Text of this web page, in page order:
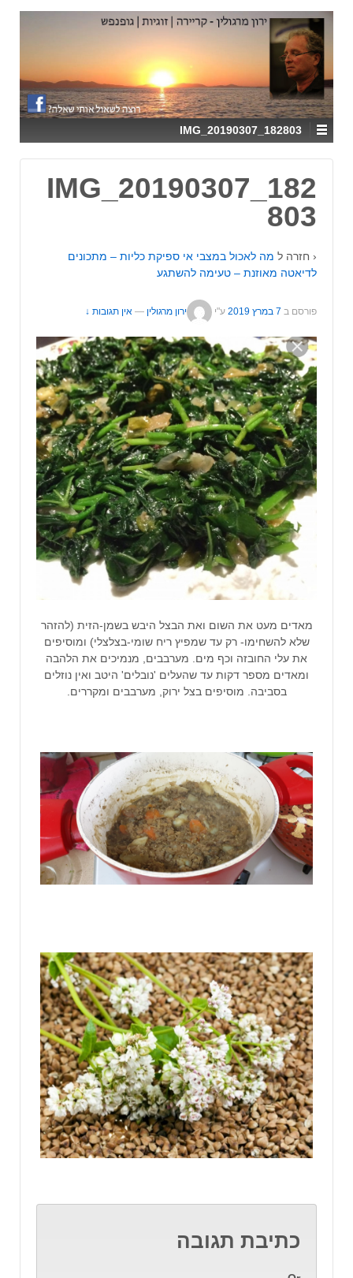
↓
SKIP
TO
MAIN
CONTENT
IMG_20190307_182803
IMG_20190307_182
803
‹ חזרה ל מה לאכול במצבי אי ספיקת כליות – מתכונים
לדיאטה מאוזנת – טעימה להשתגע
פורסם ב 7 במרץ 2019 ע"י ירון מרגולין — אין תגובות ↓
מאדים מעט את השום ואת הבצל היבש בשמן-הזית (להזהר
שלא להשחימו- רק עד שמפיץ ריח שומי-בצלצלי) ומוסיפים
את עלי החובזה וכף מים. מערבבים, מנמיכים את הלהבה
ומאדים מספר דקות עד שהעלים 'נובלים' היטב ואין נוזלים
בסביבה. מוסיפים בצל ירוק, מערבבים ומקררים.
כתיבת תגובה